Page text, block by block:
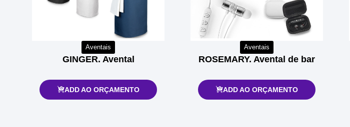
Aventais
GINGER. Avental
ADD AO ORÇAMENTO
Aventais
ROSEMARY. Avental de bar
ADD AO ORÇAMENTO